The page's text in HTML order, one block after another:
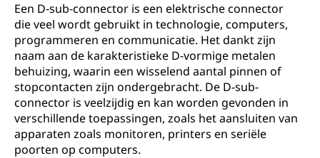
Een D-sub-connector is een elektrische connector
die veel wordt gebruikt in technologie, computers,
programmeren en communicatie. Het dankt zijn
naam aan de karakteristieke D-vormige metalen
behuizing, waarin een wisselend aantal pinnen of
stopcontacten zijn ondergebracht. De D-sub-
connector is veelzijdig en kan worden gevonden in
verschillende toepassingen, zoals het aansluiten van
apparaten zoals monitoren, printers en seriële
poorten op computers.